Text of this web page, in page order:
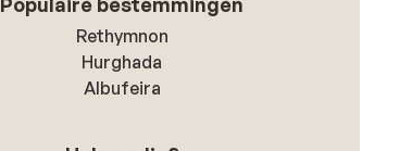
Rethymnon
Hurghada
Albufeira